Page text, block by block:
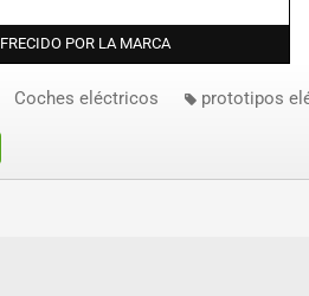
POR LA MARCA
Coches eléctricos prototipos